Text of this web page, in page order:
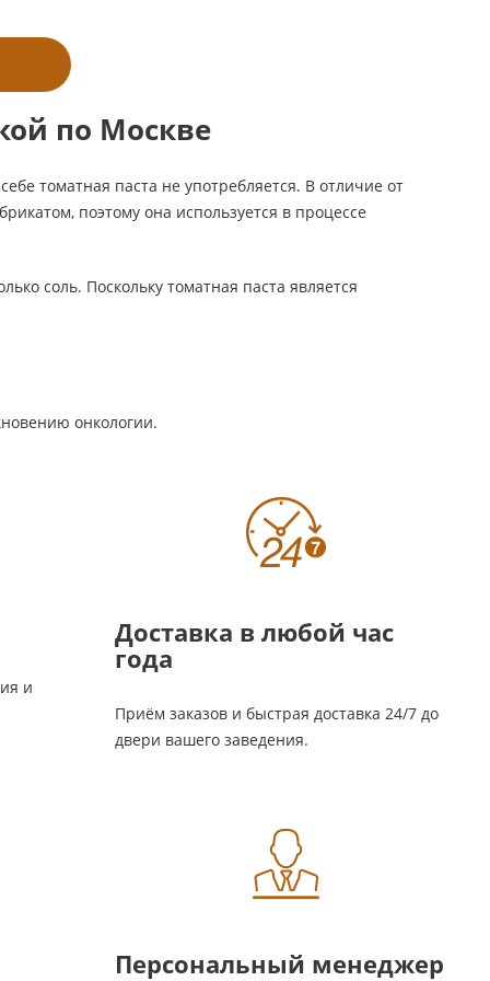
по Москве
томатная паста не употребляется. В отличие от
поэтому она используется в процессе
соль. Поскольку томатная паста является
онкологии.
и
Доставка в любой час
года
Приём заказов и быстрая доставка 24/7 до
двери вашего заведения.
Персональный менеджер